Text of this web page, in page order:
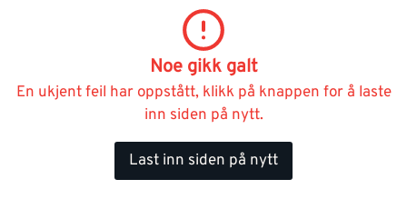
Noe gikk galt
En ukjent feil har oppstått, klikk på knappen for å laste
inn siden på nytt.
Last inn siden på nytt